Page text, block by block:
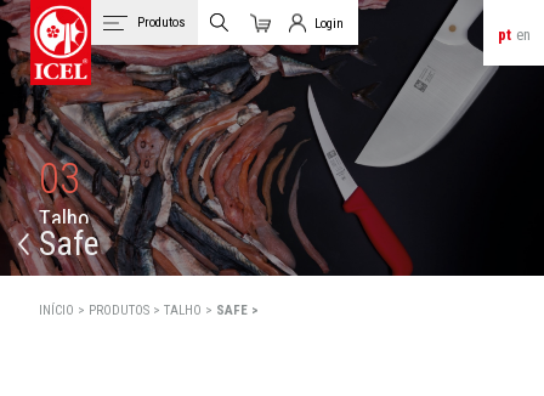
pt en
Produtos
Carrinho
Login
Login de Clientes
03
Talho
Safe
INÍCIO > PRODUTOS >TALHO > SAFE >